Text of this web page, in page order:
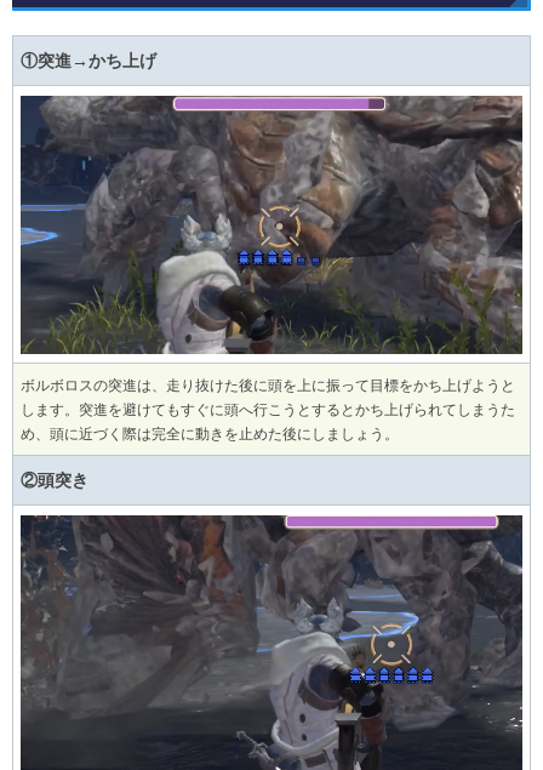
①突進→かち上げ
ボルボロスの突進は、走り抜けた後に頭を上に振って目標をかち上げようと
します。突進を避けてもすぐに頭へ行こうとするとかち上げられてしまうた
め、頭に近づく際は完全に動きを止めた後にしましょう。
②頭突き